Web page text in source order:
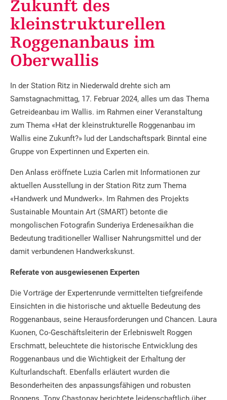
Zukunft des
kleinstrukturellen
Roggenanbaus im
Oberwallis
In der Station Ritz in Niederwald drehte sich am
Samstagnachmittag, 17. Februar 2024, alles um das Thema
Getreideanbau im Wallis. im Rahmen einer Veranstaltung
zum Thema «Hat der kleinstrukturelle Roggenanbau im
Wallis eine Zukunft?» lud der Landschaftspark Binntal eine
Gruppe von Expertinnen und Experten ein.
Den Anlass eröffnete Luzia Carlen mit Informationen zur
aktuellen Ausstellung in der Station Ritz zum Thema
«Handwerk und Mundwerk». Im Rahmen des Projekts
Sustainable Mountain Art (SMART) betonte die
mongolischen Fotografin Sunderiya Erdenesaikhan die
Bedeutung traditioneller Walliser Nahrungsmittel und der
damit verbundenen Handwerkskunst.
Referate von ausgewiesenen Experten
Die Vorträge der Expertenrunde vermittelten tiefgreifende
Einsichten in die historische und aktuelle Bedeutung des
Roggenanbaus, seine Herausforderungen und Chancen. Laura
Kuonen, Co-Geschäftsleiterin der Erlebniswelt Roggen
Erschmatt, beleuchtete die historische Entwicklung des
Roggenanbaus und die Wichtigkeit der Erhaltung der
Kulturlandschaft. Ebenfalls erläutert wurden die
Besonderheiten des anpassungsfähigen und robusten